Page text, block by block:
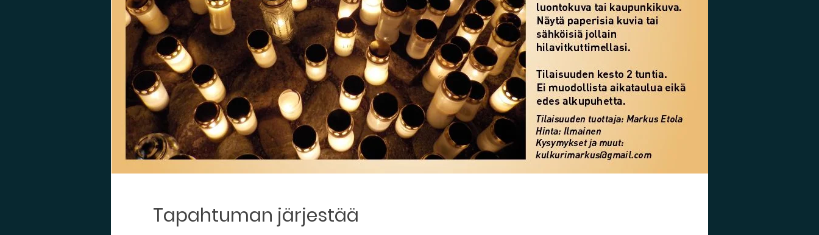
Tapahtuman järjestää